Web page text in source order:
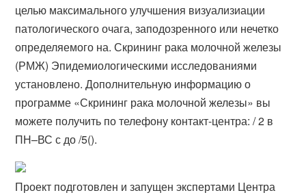
целью максимального улучшения визуализиации
патологического очага, заподозренного или нечетко
определяемого на. Скрининг рака молочной железы
(РМЖ) Эпидемиологическими исследованиями
установлено. Дополнительную информацию о
программе «Скрининг рака молочной железы» вы
можете получить по телефону контакт-центра: / 2 в
ПН–ВС с до /5().
Проект подготовлен и запущен экспертами Центра